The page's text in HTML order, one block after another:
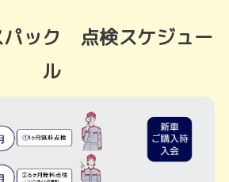
パック 点検スケジュー
ル